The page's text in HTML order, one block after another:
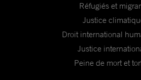
Réfugiés et
Justice
Droit international
Justice
Peine de mort et